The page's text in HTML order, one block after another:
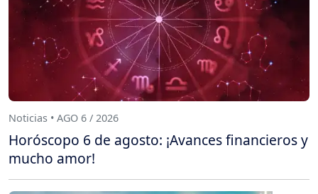
Noticias • AGO 6 / 2026
Horóscopo 6 de agosto: ¡Avances financieros y
mucho amor!